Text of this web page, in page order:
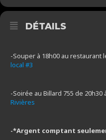
DÉTAILS
-Souper à 18h00 au restaurant
local #3
-Soirée au Billard 755 de 20h30
Rivières
-*Argent comptant